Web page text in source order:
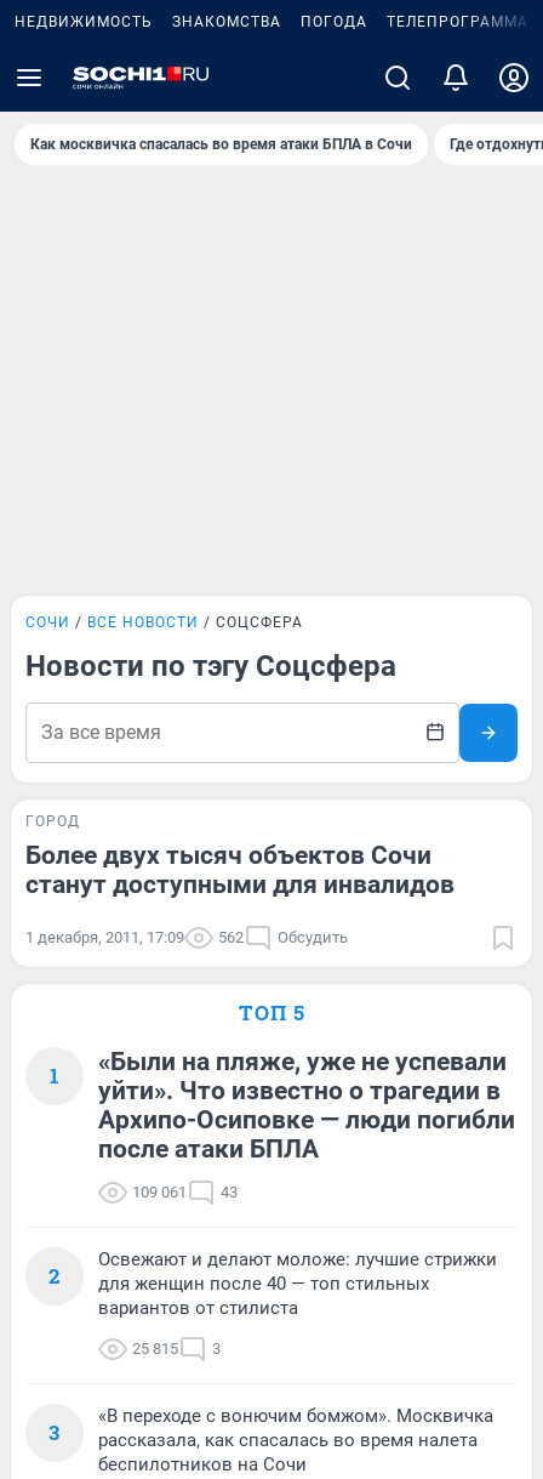
НЕДВИЖИМОСТЬ ЗНАКОМСТВА ПОГОДА ТЕЛЕПРОГРАММА
Как москвичка спасалась во время атаки БПЛА в Сочи Где
СОЧИ ВСЕ НОВОСТИ СОЦСФЕРА
Новости по тэгу Соцсфера
ГОРОД
Более двух тысяч объектов Сочи
станут доступными для инвалидов
1 декабря, 2011, 17:09 562 Обсудить
ТОП 5
1
«Были на пляже, уже не успевали
уйти». Что известно о трагедии в
Архипо-Осиповке — люди погибли
после атаки БПЛА
109 061 43
2
Освежают и делают моложе: лучшие стрижки
для женщин после 40 — топ стильных
вариантов от стилиста
25 815 3
3
«В переходе с вонючим бомжом». Москвичка
рассказала, как спасалась во время налета
беспилотников на Сочи